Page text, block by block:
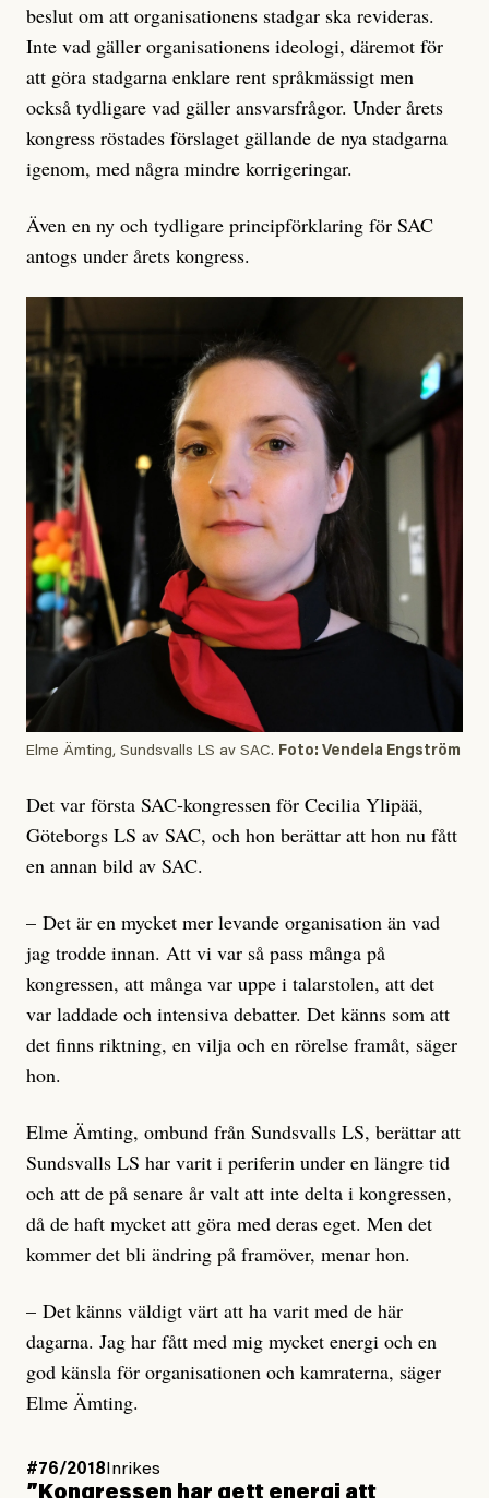
beslut om att organisationens stadgar ska revideras.
Inte vad gäller organisationens ideologi, däremot för
att göra stadgarna enklare rent språkmässigt men
också tydligare vad gäller ansvarsfrågor. Under årets
kongress röstades förslaget gällande de nya stadgarna
igenom, med några mindre korrigeringar.
Även en ny och tydligare principförklaring för SAC
antogs under årets kongress.
Elme Ämting, Sundsvalls LS av SAC. Foto: Vendela Engström
Det var första SAC-kongressen för Cecilia Ylipää,
Göteborgs LS av SAC, och hon berättar att hon nu fått
en annan bild av SAC.
– Det är en mycket mer levande organisation än vad
jag trodde innan. Att vi var så pass många på
kongressen, att många var uppe i talarstolen, att det
var laddade och intensiva debatter. Det känns som att
det finns riktning, en vilja och en rörelse framåt, säger
hon.
Elme Ämting, ombund från Sundsvalls LS, berättar att
Sundsvalls LS har varit i periferin under en längre tid
och att de på senare år valt att inte delta i kongressen,
då de haft mycket att göra med deras eget. Men det
kommer det bli ändring på framöver, menar hon.
– Det känns väldigt värt att ha varit med de här
dagarna. Jag har fått med mig mycket energi och en
god känsla för organisationen och kamraterna, säger
Elme Ämting.
#76/2018 Inrikes
”Kongressen har gett energi att